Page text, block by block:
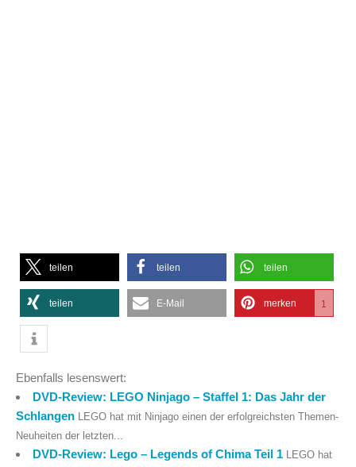
teilen teilen teilen
teilen E-Mail merken 1
Ebenfalls lesenswert:
DVD-Review: LEGO Ninjago – Staffel 1: Das Jahr der
Schlangen LEGO hat mit Ninjago einen der erfolgreichsten Themen-
Neuheiten der letzten...
DVD-Review: Lego – Legends of Chima Teil 1 LEGO hat